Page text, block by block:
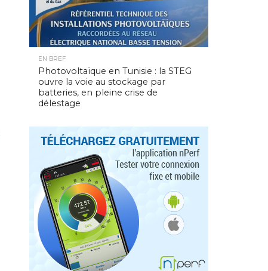
EN BREF
Photovoltaïque en Tunisie : la STEG
ouvre la voie au stockage par
batteries, en pleine crise de
délestage